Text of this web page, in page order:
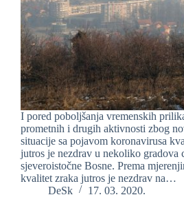
I pored poboljšanja vremenskih
prometnih i drugih aktivnosti zbog
situacije sa pojavom koronavirusa
jutros je nezdrav u nekoliko gradova
sjeveroistočne Bosne. Prema
kvalitet zraka jutros je nezdrav na…
DeSk
17. 03. 2020.